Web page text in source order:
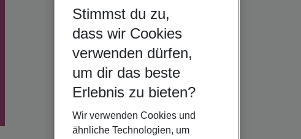
Stimmst du zu,
dass wir Cookies
verwenden dürfen,
um dir das beste
Erlebnis zu bieten?
Wir verwenden Cookies und
ähnliche Technologien, um